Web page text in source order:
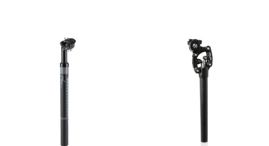
179,00 €.